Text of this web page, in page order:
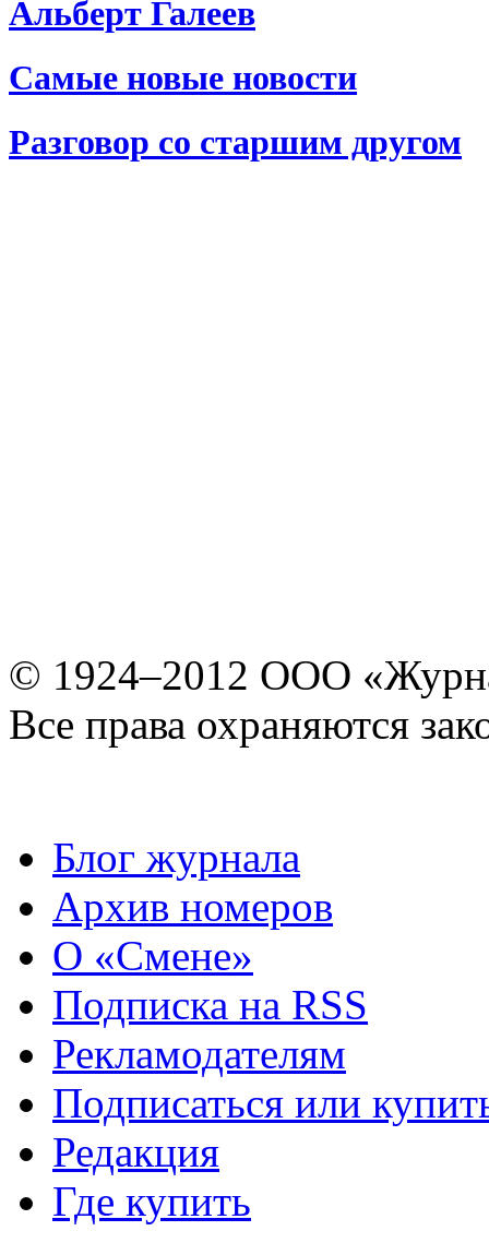
Альберт Галеев
Самые новые новости
Разговор со старшим другом
© 1924–2012 ООО
Все права охраняются
Блог журнала
Архив номеров
О «Смене»
Подписка на RSS
Рекламодателям
Подписаться или
Редакция
Где купить